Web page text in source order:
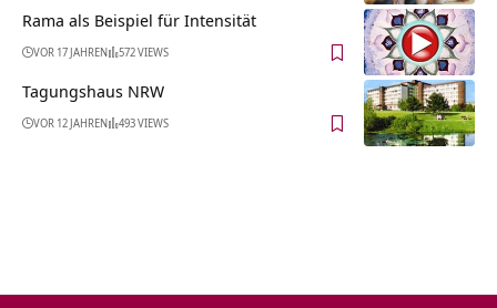
Rama als Beispiel für Intensität
VOR 17 JAHREN 572 VIEWS
Tagungshaus NRW
VOR 12 JAHREN 493 VIEWS